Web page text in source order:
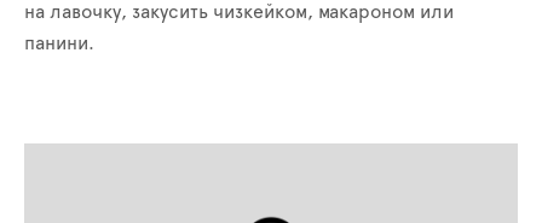
на лавочку, закусить чизкейком, макароном или
панини.